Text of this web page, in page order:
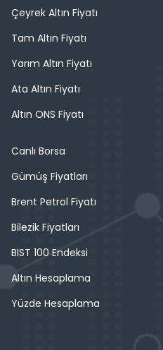
Çeyrek Altın Fiyatı
Tam Altın Fiyatı
Yarım Altın Fiyatı
Ata Altın Fiyatı
Altın ONS Fiyatı
Canlı Borsa
Gümüş Fiyatları
Brent Petrol Fiyatı
Bilezik Fiyatları
BIST 100 Endeksi
Altın Hesaplama
Yüzde Hesaplama